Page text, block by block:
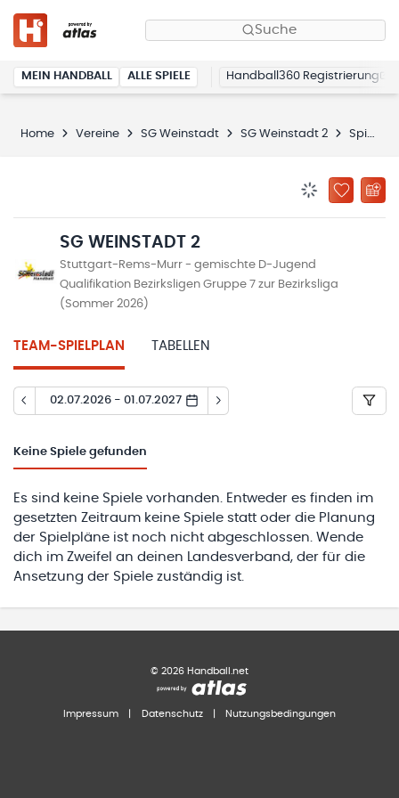
Suche
MEIN HANDBALL ALLE SPIELE Handball360 Registrierung
Home Vereine SG Weinstadt SG Weinstadt 2 Spielplan
ZU
SG WEINSTADT 2
Stuttgart-Rems-Murr - gemischte D-Jugend
Qualifikation Bezirksligen Gruppe 7 zur Bezirksliga
(Sommer 2026)
TEAM-SPIELPLAN TABELLEN
02.07.2026 - 01.07.2027
Keine Spiele gefunden
Es sind keine Spiele vorhanden. Entweder es finden im
gesetzten Zeitraum keine Spiele statt oder die Planung
der Spielpläne ist noch nicht abgeschlossen. Wende
dich im Zweifel an deinen Landesverband, der für die
Ansetzung der Spiele zuständig ist.
© 2026 Handball.net
Impressum Datenschutz Nutzungsbedingungen